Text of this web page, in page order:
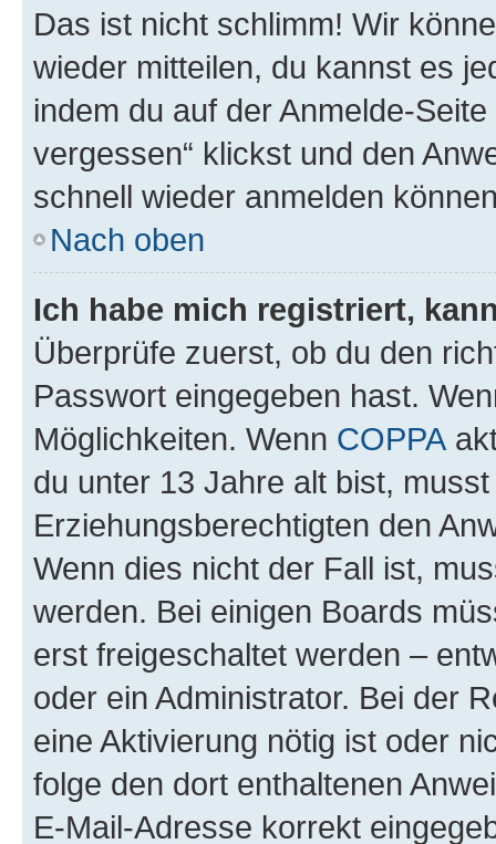
Das ist nicht schlimm! Wir
wieder mitteilen, du kannst es
indem du auf der Anmelde-
vergessen“ klickst und den
schnell wieder anmelden
Nach oben
Ich habe mich registriert,
Überprüfe zuerst, ob du den
Passwort eingegeben hast.
Möglichkeiten. Wenn COPPA
du unter 13 Jahre alt bist,
Erziehungsberechtigten den
Wenn dies nicht der Fall ist,
werden. Bei einigen Boards
erst freigeschaltet werden –
oder ein Administrator. Bei der
eine Aktivierung nötig ist oder
folge den dort enthaltenen
E-Mail-Adresse korrekt